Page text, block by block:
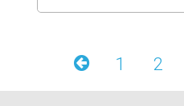
1 2